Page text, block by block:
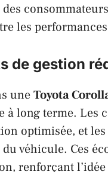
les
de gestion
uneToyota
à long terme. Les
optimisée, et
véhicule. Ces
renforçant